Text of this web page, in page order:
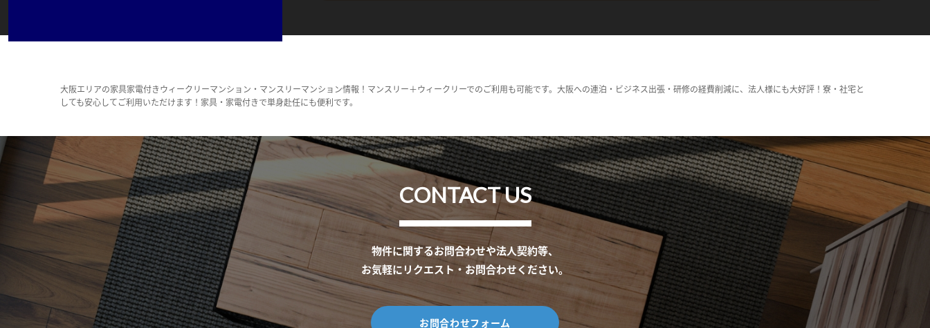
大阪エリアの家具家電付きウィークリーマンション・マンスリーマンション情報！マンスリー＋ウィークリーでのご利用も可能です。大阪への連泊・ビジネス出張・研修の経費削減に、法人様にも大好評！寮・社宅と
しても安心してご利用いただけます！家具・家電付きで単身赴任にも便利です。
CONTACT US
物件に関するお問合わせや法人契約等、
お気軽にリクエスト・お問合わせください。
お問合わせフォーム